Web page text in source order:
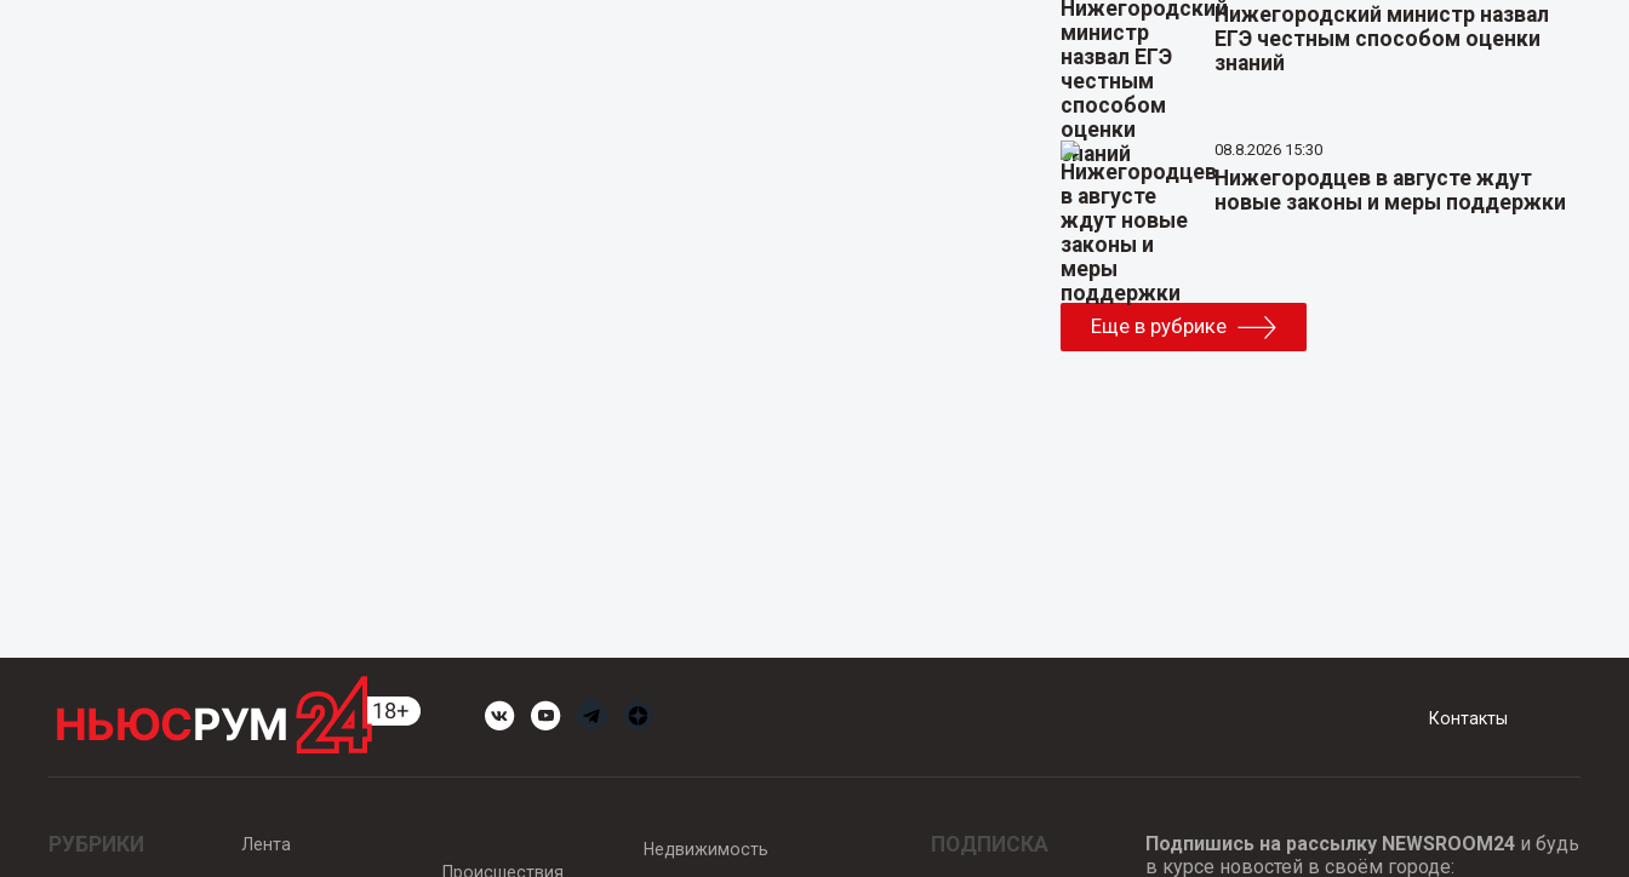
Нижегородский министр назвал
ЕГЭ честным способом оценки
знаний
08.8.2026 15:30
Нижегородцев в августе ждут
новые законы и меры поддержки
Еще в рубрике
Контакты
РУБРИКИ
Лента
Происшествия
Недвижимость ПОДПИСКА Подпишись на рассылку NEWSROOM24и будь
в курсе новостей в своём городе: